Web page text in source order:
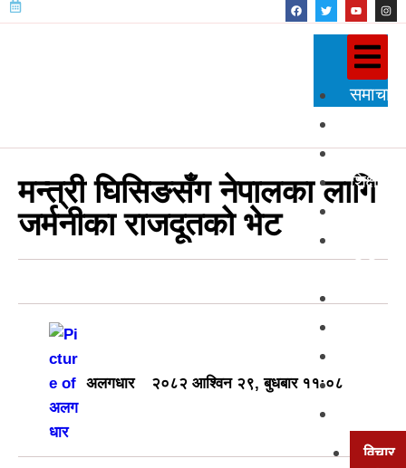
समाचार
प्रदेश
शिक्षा
विचार
मन्त्री घिसिङसँग नेपालका लागि
जर्मनीका राजदूतको भेट
अलगधार २०८२ आश्विन २९, बुधबार ११:०८